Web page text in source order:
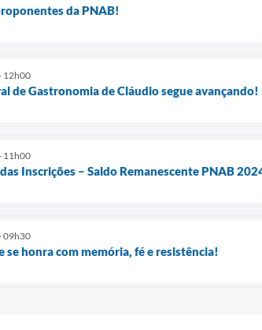
da PNAB!
12h00
de Gastronomia de Cláudio segue avançando!
11h00
Inscrições – Saldo Remanescente PNAB
09h30
se honra com memória, fé e resistência!